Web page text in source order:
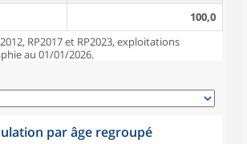
100,0
RP2017 et RP2023, exploitations
au 01/01/2026.
par âge regroupé